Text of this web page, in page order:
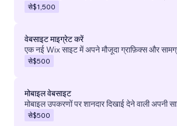
से$1,500
वेबसाइट माइग्रेट करें
एक नई Wix साइट में अपने मौजूदा ग्राफ़िक्स और
से$500
मोबाइल वेबसाइट
मोबाइल उपकरणों पर शानदार दिखाई देने वाली अपनी
से$500